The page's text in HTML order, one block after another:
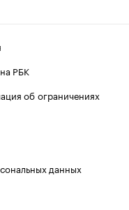
РБК
об ограничениях
данных